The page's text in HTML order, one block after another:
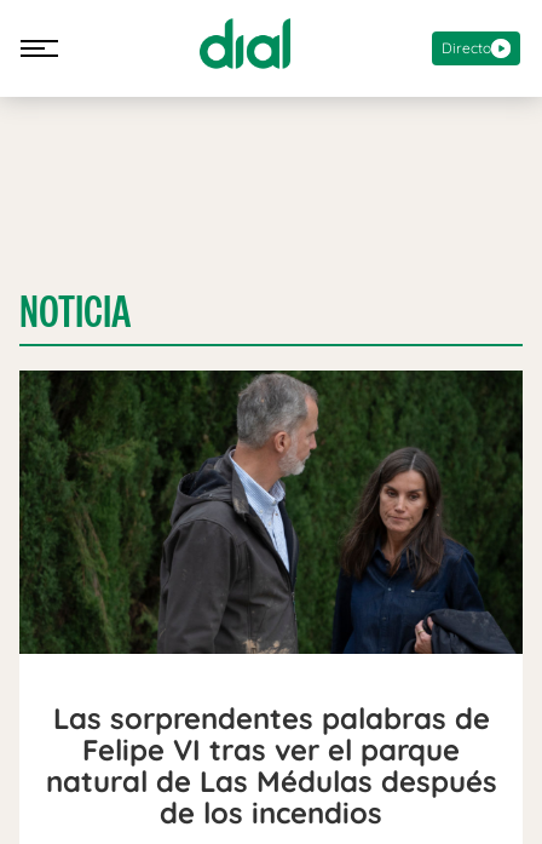
Directo
NOTICIA
Las sorprendentes palabras de
Felipe VI tras ver el parque
natural de Las Médulas después
de los incendios